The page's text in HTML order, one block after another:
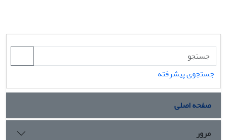
جستجوی پیشرفته
صفحه اصلی
مرور